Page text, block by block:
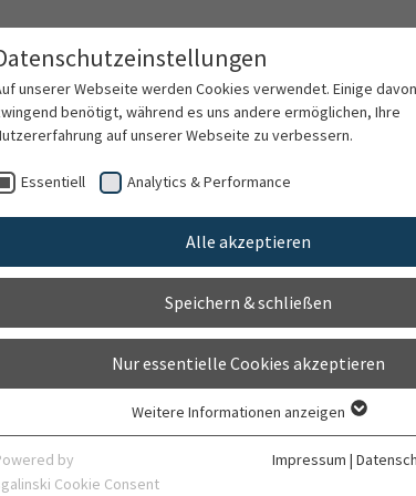
– Außenbereiche
unserer Webseite werden Cookies verwendet. Einige
benötigt, während es uns andere ermöglichen, Ihre
auf unserer Webseite zu verbessern.
Essentiell Analytics & Performance
Alle akzeptieren
Speichern & schließen
Nur essentielle Cookies akzeptieren
Essentielle Cookies werden für grundlegende Funktionen der
benötigt. Dadurch ist gewährleistet, dass die Webseite
Weitere Informationen anzeigen
by
Cookie Consent
Impressum |